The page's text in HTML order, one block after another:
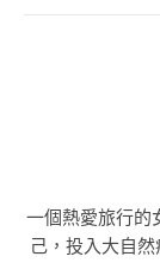
一個熱愛旅行的
己，投入大自